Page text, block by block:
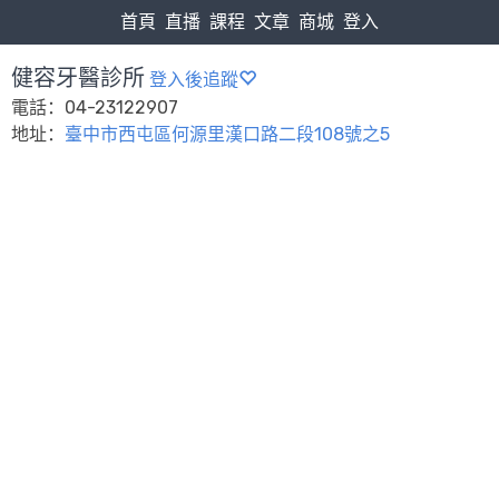
首頁 直播 課程 文章 商城 登入
健容牙醫診所 登入後追蹤
電話：04-23122907
地址： 臺中市西屯區何源里漢口路二段108號之5